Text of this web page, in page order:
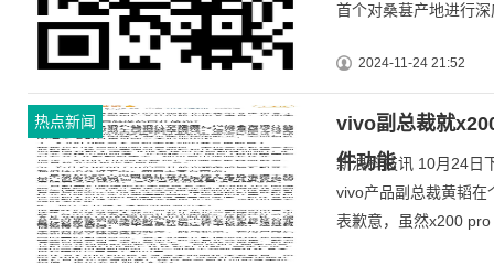
首个对桑葚产地进行
2024-11-24 21:52
热点新闻
vivo副总裁就
件功能
新浪科技讯 10月24日
vivo产品副总裁黄韬在
表歉意，虽然x200 pro